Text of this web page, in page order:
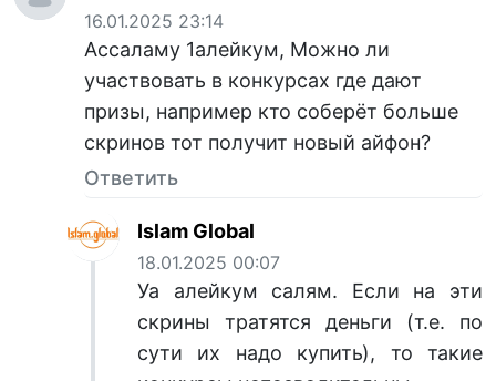
16.01.2025 23:14
Ассаламу 1алейкум, Можно ли
участвовать в конкурсах где дают
призы, например кто соберёт больше
скринов тот получит новый айфон?
Ответить
Islam Global
18.01.2025 00:07
Уа алейкум салям. Если на эти
скрины тратятся деньги (т.е. по
сути их надо купить), то такие